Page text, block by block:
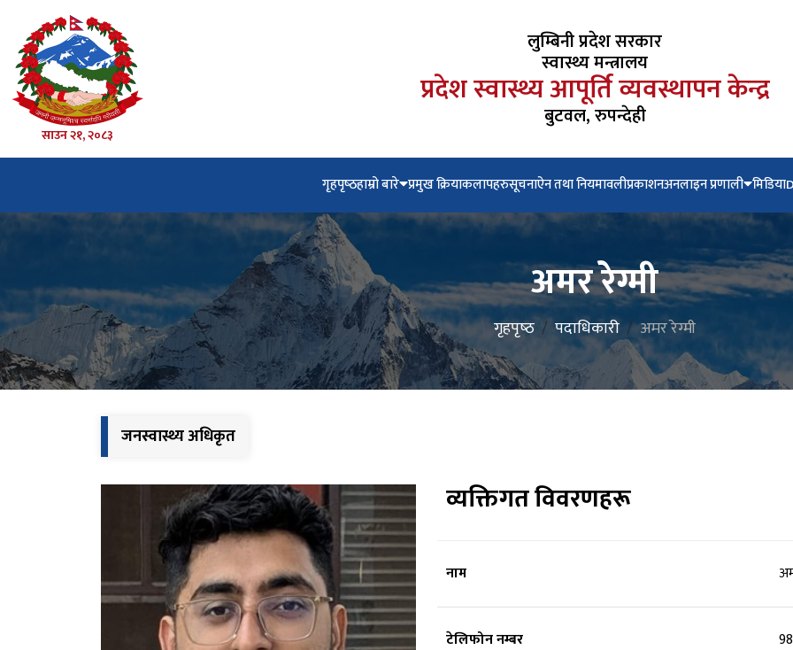
साउन २१, २०८३
लुम्बिनी प्रदेश सरकार
स्वास्थ्य मन्त्रालय
प्रदेश स्वास्थ्य आपूर्ति व्यवस्थापन केन्द्र
बुटवल, रुपन्देही
गृहपृष्‍ठहाम्रो बारे प्रमुख क्रियाकलापहरुसूचनाऐन तथा नियमावलीप्रकाशनअनलाइन प्रणाली मिडिया
अमर रेग्मी
गृहपृष्‍ठ पदाधिकारी अमर रेग्मी
जनस्वास्थ्य अधिकृत
व्यक्तिगत विवरणहरू
नाम
टेलिफोन नम्बर